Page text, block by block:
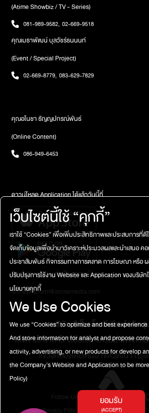
(Atime Showbiz / TV - Series)
081-989-9582, 02-669-9518
คุณเมธาพัฒน์ บุลวัชร์ธนนนท์
(Event / Special Project)
02-669-8779, 083-629-7829
คุณอโนชา ธัญญปกรณ์พันธ์
(Online Content)
086-949-6453
ดาวน์โหลด Application ได้แล้ววันนี้ที่
ติดต่อสอบถาม / แจ้งปัญหาการใช้งาน
atimeplatform@atimemedia.com
บริษัท จีเอ็มเอ็ม มีเดีย จำกัด
เลขที่ 50 อาคาร จีเอ็มเอ็ม แกรมมี่ เพลส
แขวงคลองเตยเหนือ เขตวัฒนา กรุ
Follow Us
Privacy Policy
Terms of Service
เว็บไซต์นี้ใช้ “คุกกี้”
เราใช้ “Cookies” เพื่อเพิ่มประสิทธิภาพและประสบการที่ดี
จัดเก็บข้อมูลเพื่อนำมาวิเคราะห์ประมวลผลและนำเสนอ ค
ประชาสัมพันธ์ กิจกรรมทางการตลาด การโฆษณา หรื
ปรับปรุงการใช้งาน Website และ Application ของบริษั
นโยบายคุกกี้
We Use Cookies
We use “Cookies” to optimize and best
And store information for analyst and propose
activity, advertising, or new products for develop
the Company's Website and Application to be
Policy)
ยอมรับ
(ACCEPT)